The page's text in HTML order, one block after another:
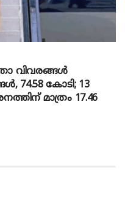
വിവരങ്ങൾ
74.58 കോടി; 13
മാത്രം 17.46